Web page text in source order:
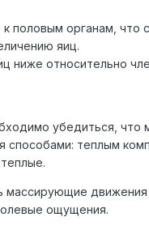
половым органам, что
яиц.
ниже относительно
убедиться, что
теплым
массирующие
ощущения.